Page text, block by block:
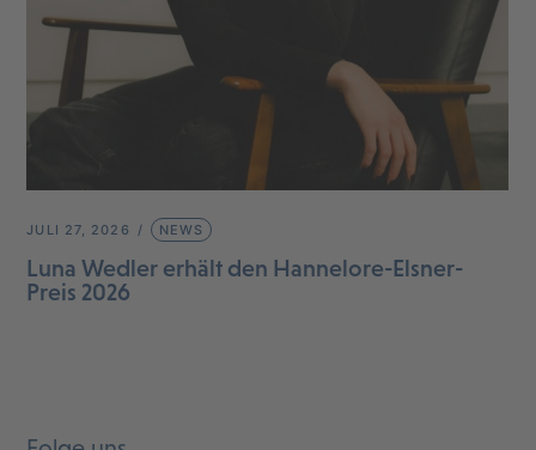
JULI 27, 2026 NEWS
Luna Wedler erhält den Hannelore-Elsner-
Preis 2026